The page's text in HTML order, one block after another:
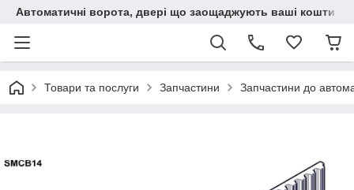
Автоматичні ворота, двері що заощаджують ваші кошти
Товари та послуги Запчастини Запчастини до